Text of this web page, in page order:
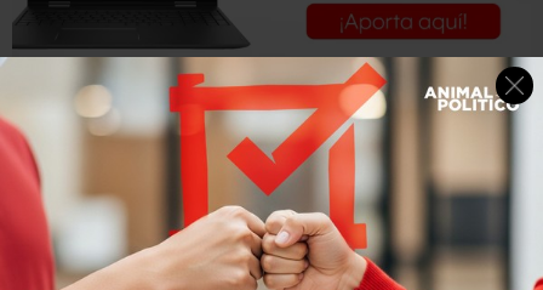
En cuanto a camas para hospitalización con ventilador, la
ocupación es del 21% a nivel nacional. Hay tres entidades
por encima del 30% de ocupación, mientras las otras 29
se ubican por debajo.
A nivel nacional, 83% de camas de hospitalización